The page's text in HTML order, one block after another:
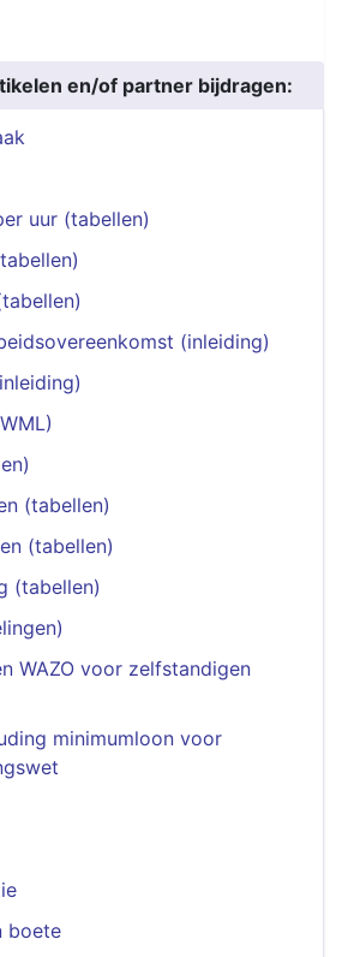
en/of partner bijdragen:
uur (tabellen)
(inleiding)
(tabellen)
(tabellen)
(tabellen)
WAZO voor zelfstandigen
minimumloon voor
boete